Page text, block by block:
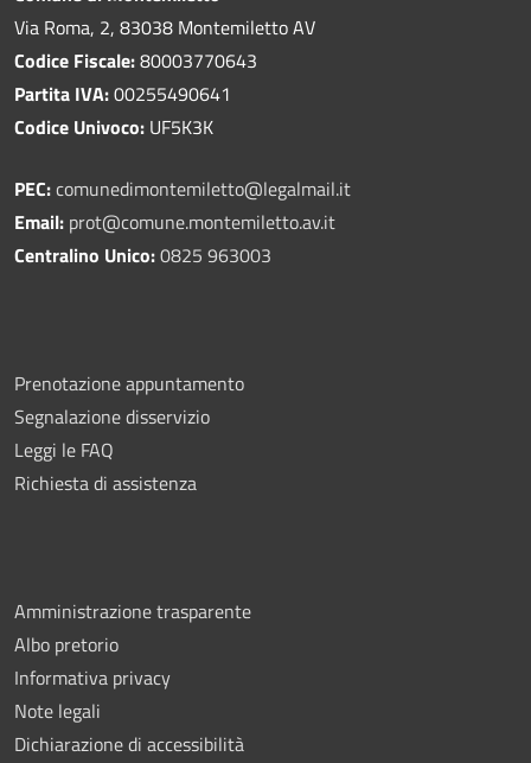
Via Roma, 2, 83038 Montemiletto AV
Codice Fiscale:80003770643
Partita IVA:00255490641
Codice Univoco: UF5K3K
PEC:comunedimontemiletto@legalmail.it
Email: prot@comune.montemiletto.av.it
Centralino Unico:0825 963003
Prenotazione appuntamento
Segnalazione disservizio
Leggi le FAQ
Richiesta di assistenza
Amministrazione trasparente
Albo pretorio
Informativa privacy
Note legali
Dichiarazione di accessibilità